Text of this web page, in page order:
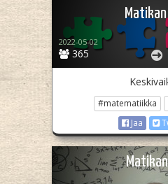
365
2022-05-02
#matematiikka
Jaa